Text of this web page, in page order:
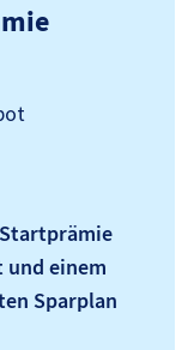
und einem
Sparplan